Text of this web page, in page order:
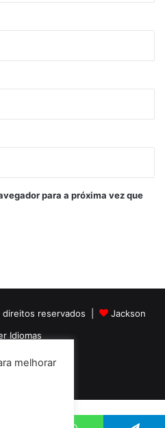
para a próxima vez que
direitos reservados |
Jackson
Idiomas
YouTubeInstagram
melhorar